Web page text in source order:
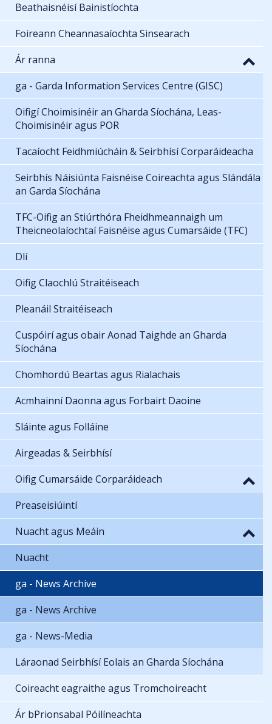
Beathaisnéisí Bainistíochta
Foireann Cheannasaíochta Sinsearach
Ár ranna
ga - Garda Information Services Centre (GISC)
Oifigí Choimisinéir an Gharda Síochána, Leas-
Choimisinéir agus POR
Tacaíocht Feidhmiúcháin & Seirbhísí Corparáideacha
Seirbhís Náisiúnta Faisnéise Coireachta agus Slándála
an Garda Síochána
TFC-Oifig an Stiúrthóra Fheidhmeannaigh um
Theicneolaíochtaí Faisnéise agus Cumarsáide (TFC)
Dlí
Oifig Claochlú Straitéiseach
Pleanáil Straitéiseach
Cuspóirí agus obair Aonad Taighde an Gharda
Síochána
Chomhordú Beartas agus Rialachais
Acmhainní Daonna agus Forbairt Daoine
Sláinte agus Folláine
Airgeadas & Seirbhísí
Oifig Cumarsáide Corparáideach
Preaseisiúintí
Nuacht agus Meáin
Nuacht
ga - News Archive
ga - News Archive
ga - News-Media
Láraonad Seirbhísí Eolais an Gharda Síochána
Coireacht eagraithe agus Tromchoireacht
Ár bPrionsabal Póilíneachta